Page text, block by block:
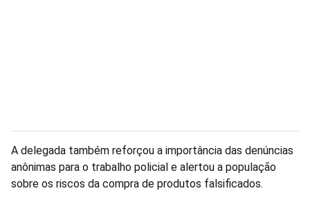
A delegada também reforçou a importância das denúncias
anônimas para o trabalho policial e alertou a população
sobre os riscos da compra de produtos falsificados.